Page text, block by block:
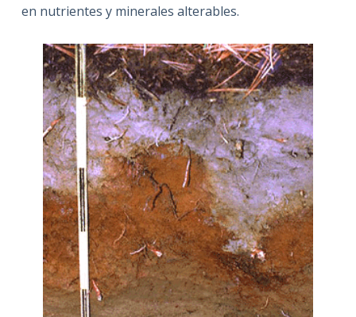
en nutrientes y minerales alterables.